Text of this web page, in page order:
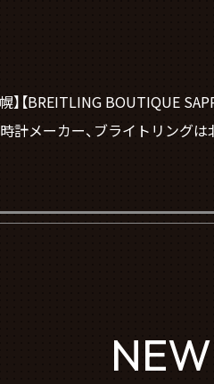
【BREITLING BOUTIQUE
計メーカー、ブライトリング